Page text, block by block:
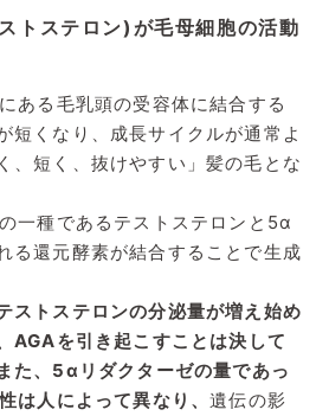
トステロン)が毛母細胞の活動
ある毛乳頭の受容体に結合する
短くなり、成長サイクルが通常よ
、短く、抜けやすい」髪の毛とな
一種であるテストステロンと5α
る還元酵素が結合することで生成
ストステロンの分泌量が増え始め
AGAを引き起こすことは決して
た、5αリダクターゼの量であっ
は人によって異なり、遺伝の影